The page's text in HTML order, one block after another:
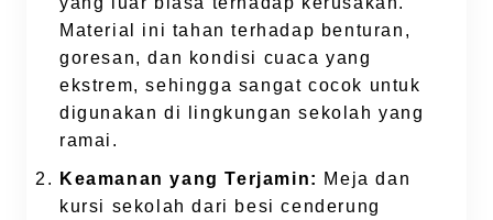
Material ini tahan terhadap benturan,
goresan, dan kondisi cuaca yang
ekstrem, sehingga sangat cocok untuk
digunakan di lingkungan sekolah yang
ramai.
Keamanan yang Terjamin: Meja dan
kursi sekolah dari besi cenderung